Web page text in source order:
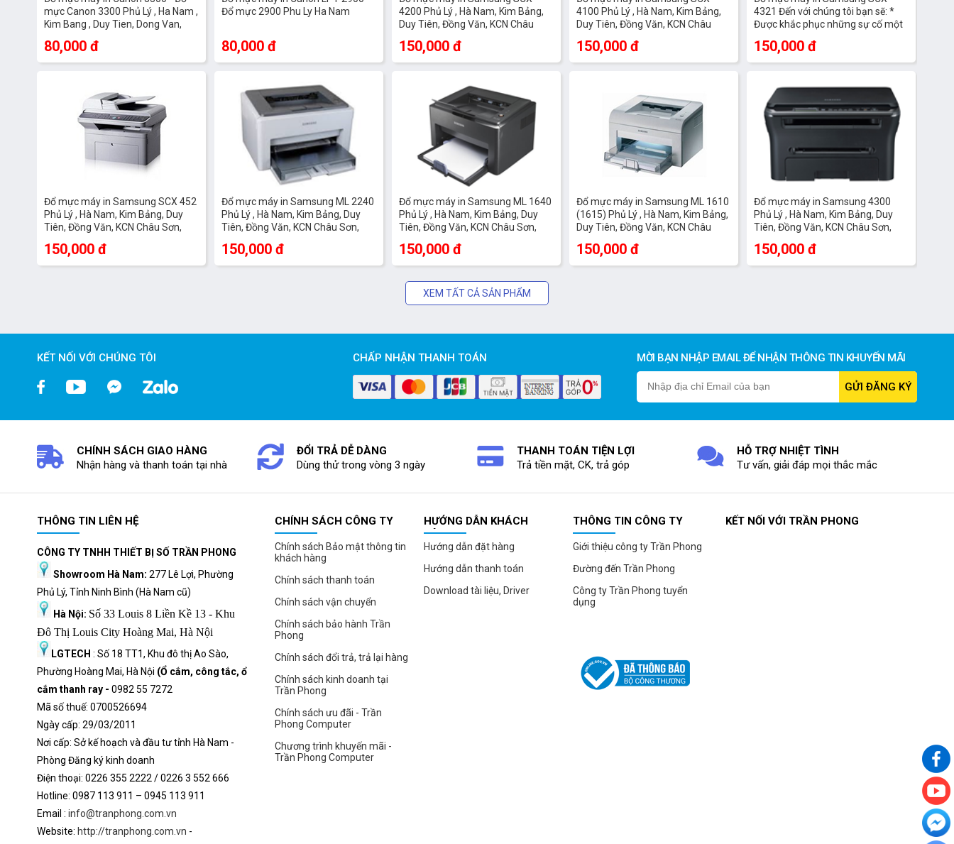
mực Canon 3300 Phủ Lý , Ha Nam ,
Kim Bang , Duy Tien, Dong Van,
80,000 đ
Đổ mực 2900 Phu Ly Ha Nam
80,000 đ
4200 Phủ Lý , Hà Nam, Kim Bảng,
Duy Tiên, Đồng Văn, KCN Châu
150,000 đ
4100 Phủ Lý , Hà Nam, Kim Bảng,
Duy Tiên, Đồng Văn, KCN Châu
150,000 đ
4321 Đến với chúng tôi bạn sẽ: *
Được khắc phục những sự cố một
trợ miễn phí 24/24 qua số Hotline :
0987 113 911 * Được đảm bảo tính
150,000 đ
Đổ mực máy in Samsung SCX 452
Phủ Lý , Hà Nam, Kim Bảng, Duy
Tiên, Đồng Văn, KCN Châu Sơn,
150,000 đ
Đổ mực máy in Samsung ML 2240
Phủ Lý , Hà Nam, Kim Bảng, Duy
Tiên, Đồng Văn, KCN Châu Sơn,
150,000 đ
Đổ mực máy in Samsung ML 1640
Phủ Lý , Hà Nam, Kim Bảng, Duy
Tiên, Đồng Văn, KCN Châu Sơn,
150,000 đ
Đổ mực máy in Samsung ML 1610
(1615) Phủ Lý , Hà Nam, Kim Bảng,
Duy Tiên, Đồng Văn, KCN Châu
150,000 đ
Đổ mực máy in Samsung 4300
Phủ Lý , Hà Nam, Kim Bảng, Duy
Tiên, Đồng Văn, KCN Châu Sơn,
150,000 đ
XEM TẤT CẢ SẢN PHẨM
KẾT NỐI VỚI CHÚNG TÔI CHẤP NHẬN THANH TOÁN MỜI BẠN NHẬP EMAIL ĐỂ NHẬN THÔNG TIN KHUYẾN MÃI
CHÍNH SÁCH GIAO HÀNG
Nhận hàng và thanh toán tại nhà
ĐỔI TRẢ DỄ DÀNG
Dùng thử trong vòng 3 ngày
THANH TOÁN TIỆN LỢI
Trả tiền mặt, CK, trả góp
HỖ TRỢ NHIỆT TÌNH
Tư vấn, giải đáp mọi thắc mắc
KẾT NỐI VỚI TRẦN PHONG
THÔNG TIN LIÊN HỆ
CÔNG TY TNHH THIẾT BỊ SỐ TRẦN PHONG
Showroom Hà Nam: 277 Lê Lợi, Phường
Phủ Lý, Tỉnh Ninh Bình (Hà Nam cũ)
Hà Nội: Số 33 Louis 8 Liền Kề 13 - Khu
Đô Thị Louis City Hoàng Mai, Hà Nội
LGTECH : Số 18 TT1, Khu đô thị Ao Sào,
Phường Hoàng Mai, Hà Nội (Ổ cắm, công tắc, ổ
cắm thanh ray - 0982 55 7272
Mã số thuế: 0700526694
Ngày cấp: 29/03/2011
Nơi cấp: Sở kế hoạch và đầu tư tỉnh Hà Nam -
Phòng Đăng ký kinh doanh
Điện thoại: 0226 355 2222 / 0226 3 552 666
Hotine: 0987 113 911 – 0945 113 911
Email : info@tranphong.com.vn
Website: http://tranphong.com.vn -
CHÍNH SÁCH CÔNG TY
Chính sách Bảo mật thông tin
khách hàng
Chính sách thanh toán
Chính sách vận chuyển
Chính sách bảo hành Trần
Phong
Chính sách đổi trả, trả lại hàng
Chính sách kinh doanh tại
Trần Phong
Chính sách ưu đãi - Trần
Phong Computer
Chương trình khuyến mãi -
Trần Phong Computer
HƯỚNG DẪN KHÁCH
HÀNG
Hướng dẫn đặt hàng
Hướng dẫn thanh toán
Download tài liệu, Driver
THÔNG TIN CÔNG TY
Giới thiệu công ty Trần Phong
Đường đến Trần Phong
Công ty Trần Phong tuyển
dụng